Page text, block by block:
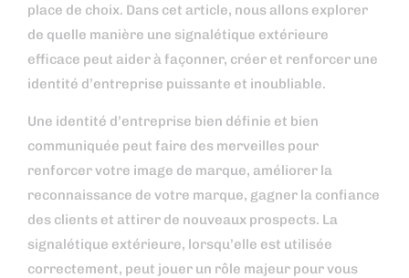
place de choix. Dans cet article, nous allons explorer
de quelle manière une signalétique extérieure
efficace peut aider à façonner, créer et renforcer une
identité d’entreprise puissante et inoubliable.
Une identité d’entreprise bien définie et bien
communiquée peut faire des merveilles pour
renforcer votre image de marque, améliorer la
reconnaissance de votre marque, gagner la confiance
des clients et attirer de nouveaux prospects. La
signalétique extérieure, lorsqu’elle est utilisée
correctement, peut jouer un rôle majeur pour vous